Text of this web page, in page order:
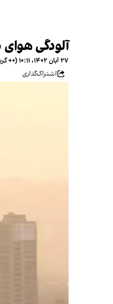
آلودگی
۲۷ آبان ۱۴۰۲، ۱۰:۱۱ (‎+۰ گرینویچ)
اشتراک‌گذاری